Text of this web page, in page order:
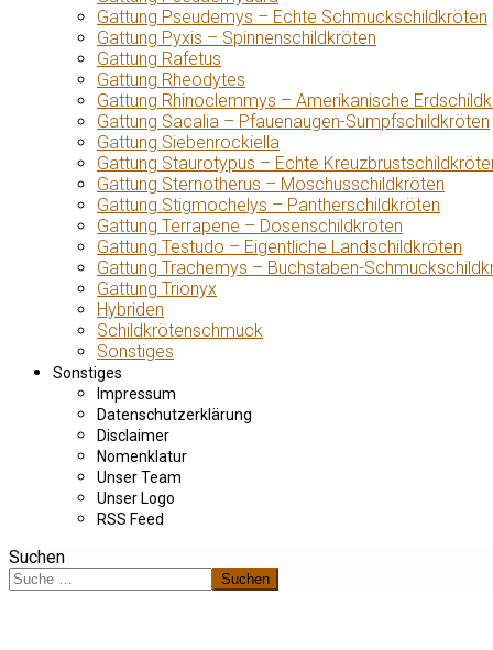
Gattung Pseudemys – Echte Schmuckschildkröten
Gattung Pyxis – Spinnenschildkröten
Gattung Rafetus
Gattung Rheodytes
Gattung Rhinoclemmys – Amerikanische
Gattung Sacalia – Pfauenaugen-Sumpfschildkröten
Gattung Siebenrockiella
Gattung Staurotypus – Echte
Gattung Sternotherus – Moschusschildkröten
Gattung Stigmochelys – Pantherschildkröten
Gattung Terrapene – Dosenschildkröten
Gattung Testudo – Eigentliche Landschildkröten
Gattung Trachemys – Buchstaben-
Gattung Trionyx
Hybriden
Schildkrötenschmuck
Sonstiges
Sonstiges
Impressum
Datenschutzerklärung
Disclaimer
Nomenklatur
Unser Team
Unser Logo
RSS Feed
Suchen
Suchen